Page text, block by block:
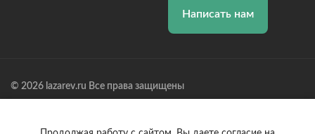
Написать нам
© 2026 lazarev.ru Все права защищены
Банк: ОАО "АЛЬФА-БАНК" БИК: 044525593, К/С: